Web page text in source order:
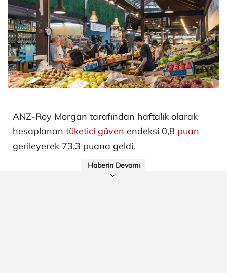
ANZ-Roy Morgan tarafından haftalık olarak
hesaplanan tüketici güven endeksi 0,8 puan
gerileyerek 73,3 puana geldi.
Haberin Devamı